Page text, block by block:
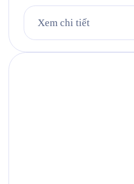
lên, mỗi năm khi mùa
Môn lại cùng Saigon
Xem chi tiết